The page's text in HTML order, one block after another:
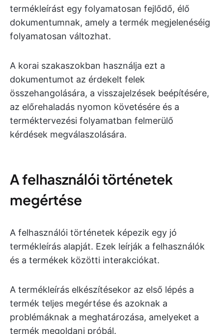
termékleírást egy folyamatosan fejlődő, élő
dokumentumnak, amely a termék megjelenéséig
folyamatosan változhat.
A korai szakaszokban használja ezt a
dokumentumot az érdekelt felek
összehangolására, a visszajelzések beépítésére,
az előrehaladás nyomon követésére és a
terméktervezési folyamatban felmerülő
kérdések megválaszolására.
A felhasználói történetek
megértése
A felhasználói történetek képezik egy jó
termékleírás alapját. Ezek leírják a felhasználók
és a termékek közötti interakciókat.
A termékleírás elkészítésekor az első lépés a
termék teljes megértése és azoknak a
problémáknak a meghatározása, amelyeket a
termék megoldani próbál.